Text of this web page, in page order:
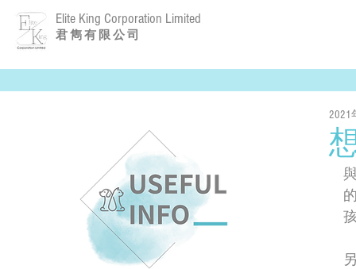
Elite King Corporation Limited
​君 雋 有 限 公 司
2021